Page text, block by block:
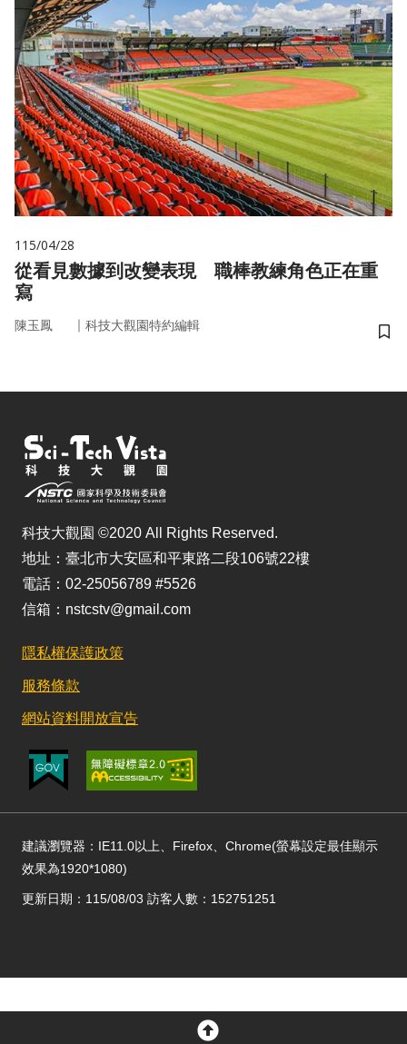
115/04/28
從看見數據到改變表現 職棒教練角色正在重
寫
陳玉鳳 ｜ 科技大觀園特約編輯
儲
科技大觀園 ©2020 All Rights Reserved.
地址：臺北市大安區和平東路二段106號22樓
電話：02-25056789 #5526
信箱：nstcstv@gmail.com
隱私權保護政策
服務條款
網站資料開放宣告
建議瀏覽器：IE11.0以上、Firefox、Chrome(螢幕設定最佳顯示
效果為1920*1080)
更新日期：115/08/03 訪客人數：152751251
回頂部